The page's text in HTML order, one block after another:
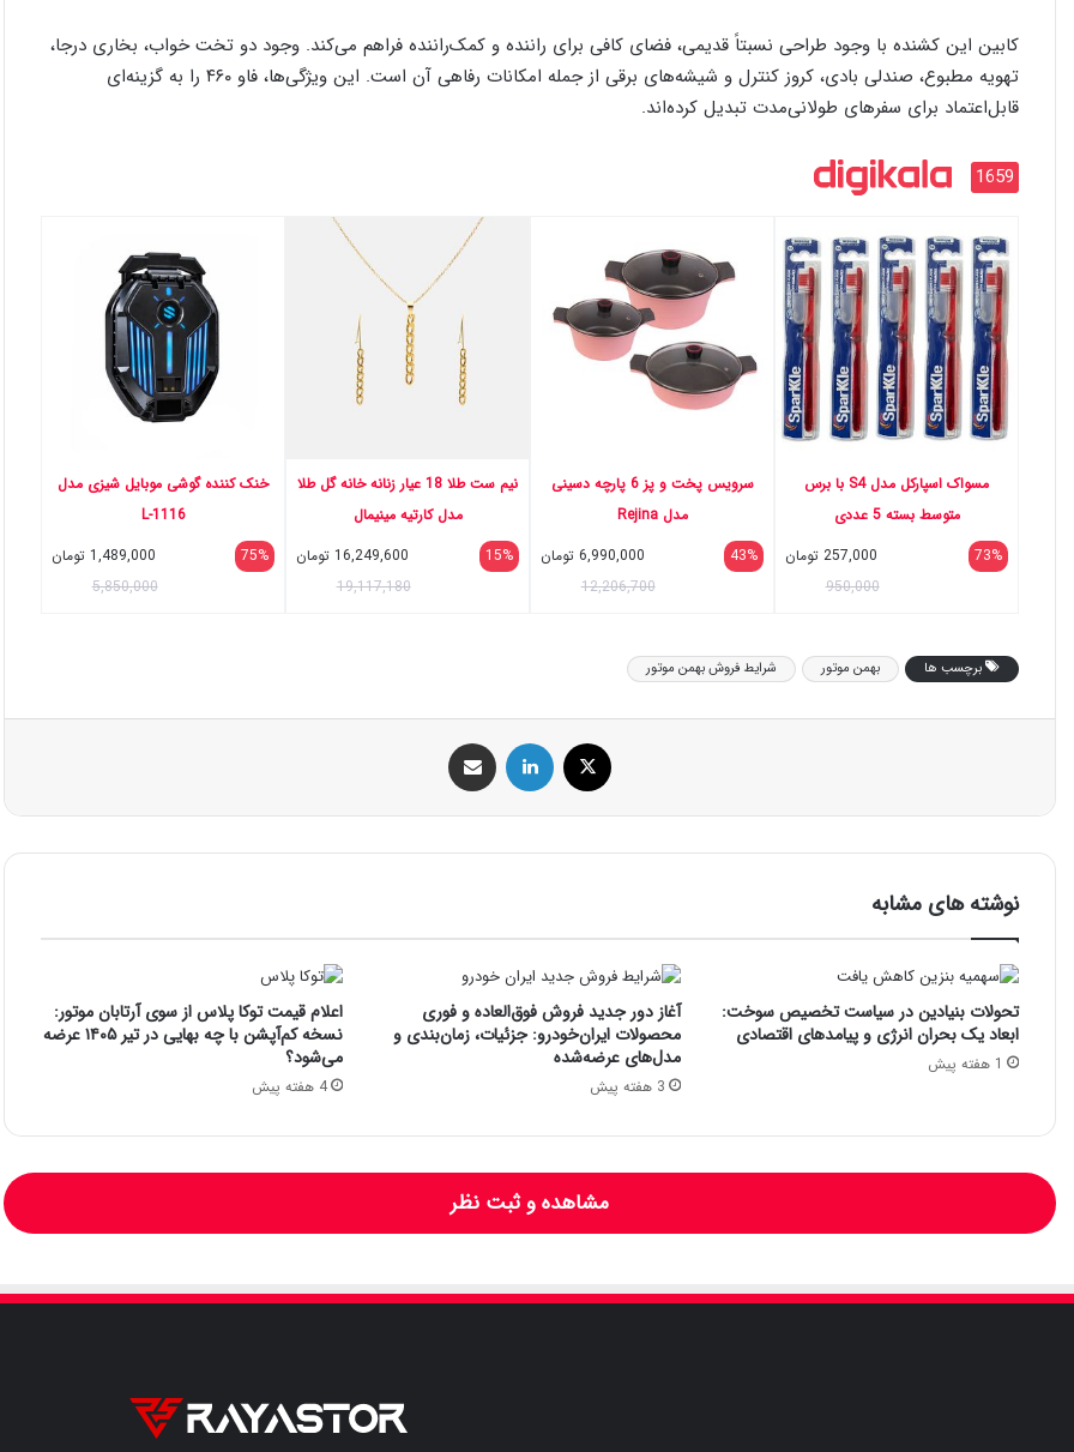
کابین این کشنده با وجود طراحی نسبتاً قدیمی، فضای کافی برای راننده و کمک‌راننده فراهم می‌کند. وجود دو تخت خواب، بخاری درجا،
تهویه مطبوع، صندلی بادی، کروز کنترل و شیشه‌های برقی از جمله امکانات رفاهی آن است. این ویژگی‌ها، فاو ۴۶۰ را به گزینه‌ای
قابل‌اعتماد برای سفرهای طولانی‌مدت تبدیل کرده‌اند.
1659
مسواک اسپارکل مدل S4 با برس
متوسط بسته 5 عددی
73%
257,000 تومان
950,000
سرویس پخت و پز 6 پارچه دسینی
مدل Rejina
43%
6,990,000 تومان
12,206,700
نیم ست طلا 18 عیار زنانه خانه گل طلا
مدل کارتیه مینیمال
15%
16,249,600 تومان
19,117,180
خنک کننده گوشی موبایل شیزی مدل
L-1116
75%
1,489,000 تومان
5,850,000
برچسب ها بهمن موتور شرایط فروش بهمن موتور
ایکس لینکداین
نوشته های مشابه
تحولات بنیادین در سیاست تخصیص سوخت:
ابعاد یک بحران انرژی و پیامدهای اقتصادی
1 هفته پیش
آغاز دور جدید فروش فوق‌العاده و فوری
محصولات ایران‌خودرو: جزئیات، زمان‌بندی و
مدل‌های عرضه‌شده
3 هفته پیش
اعلام قیمت توکا پلاس از سوی آرتابان موتور:
نسخه کم‌آپشن با چه بهایی در تیر ۱۴۰۵ عرضه
می‌شود؟
4 هفته پیش
مشاهده و ثبت نظر